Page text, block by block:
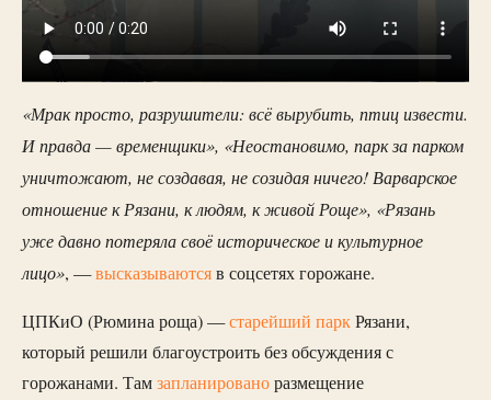
«Мрак просто, разрушители: всё вырубить, птиц извести.
И правда — временщики», «Неостановимо, парк за парком
уничтожают, не создавая, не созидая ничего! Варварское
отношение к Рязани, к людям, к живой Роще», «Рязань
уже давно потеряла своё историческое и культурное
лицо», —высказываютсяв соцсетях горожане.
ЦПКиО (Рюмина роща) —старейший паркРязани,
который решили благоустроить без обсуждения с
горожанами. Тамзапланированоразмещение